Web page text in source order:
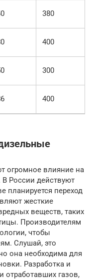
380
400
300
400
огромное влияние на
В России действуют
планируется переход
жесткие
веществ, таких
Производителям
чтобы
Слушай, это
она необходима для
Разработка и
отработавших газов,